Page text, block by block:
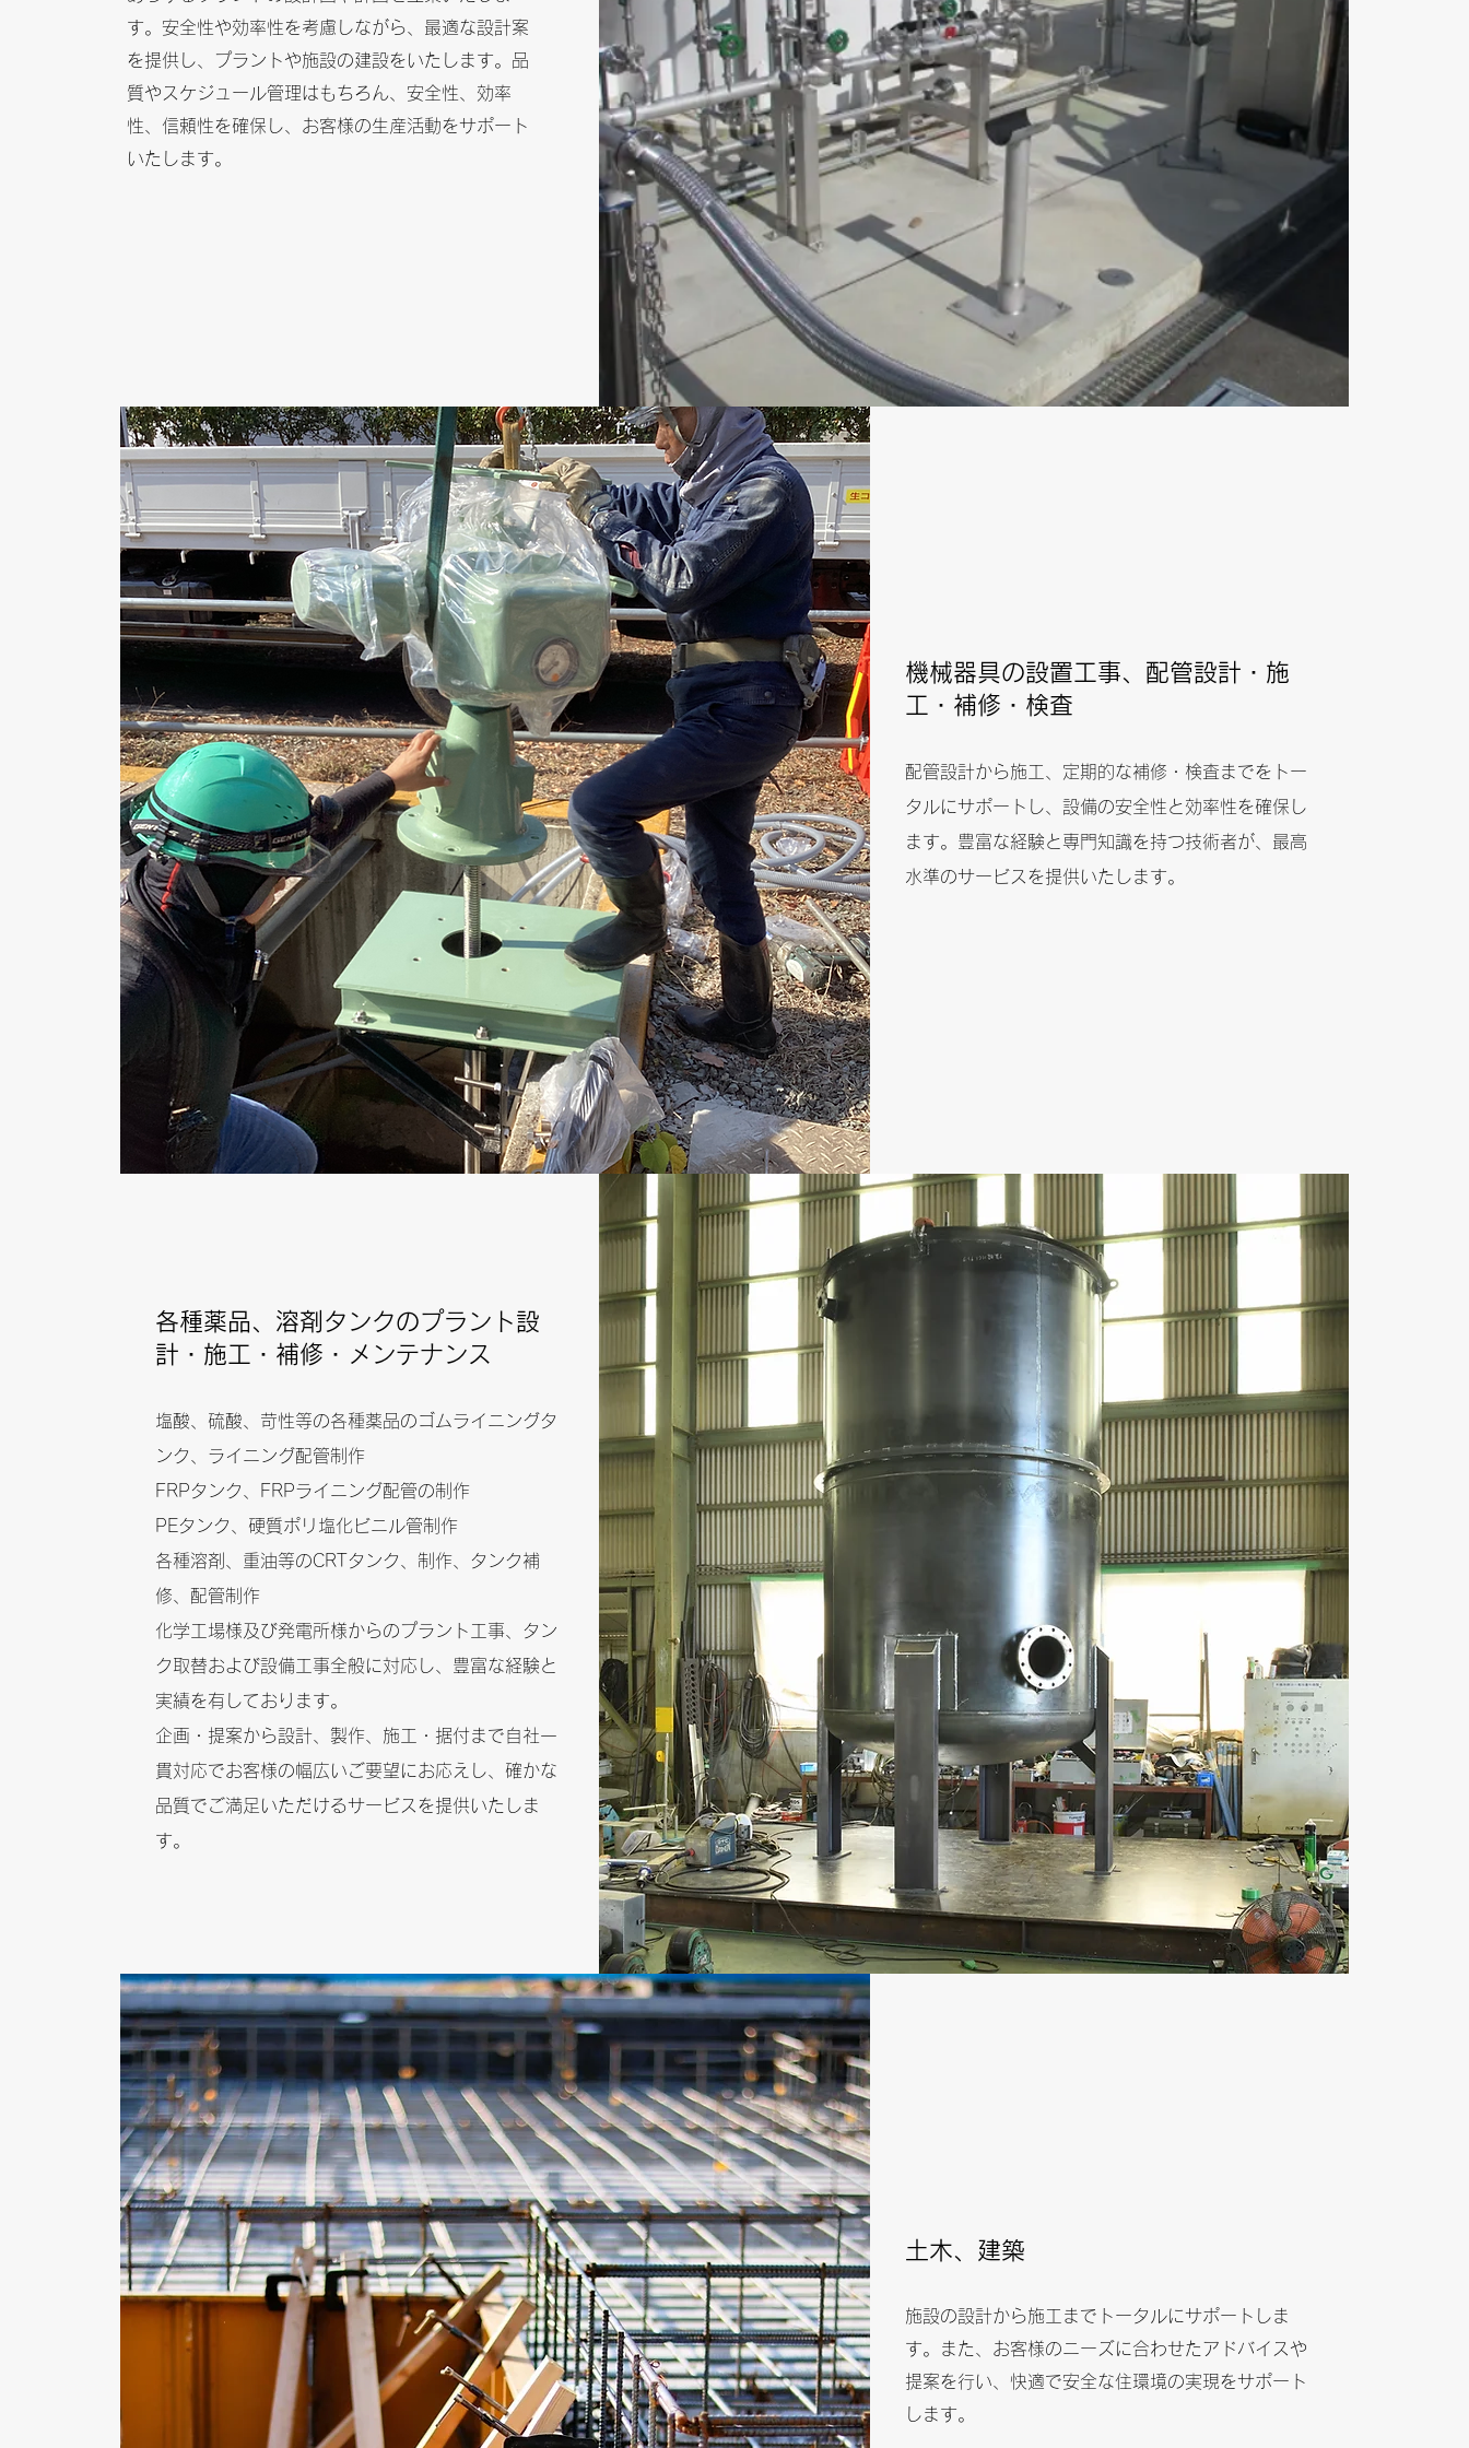
す。安全性や効率性を考慮しながら、最適な設計案
を提供し、プラントや施設の建設をいたします。品
質やスケジュール管理はもちろん、安全性、効率
性、信頼性を確保し、お客様の生産活動をサポート
いたします。
機械器具の設置工事、配管設計・施
工・補修・検査
配管設計から施工、定期的な補修・検査までをトー
タルにサポートし、設備の安全性と効率性を確保し
ます。豊富な経験と専門知識を持つ技術者が、最高
水準のサービスを提供いたします。
各種薬品、溶剤タンクのプラント設
計・施工・補修・メンテナンス
塩酸、硫酸、苛性等の各種薬品のゴムライニングタ
ンク、ライニング配管制作
FRPタンク、FRPライニング配管の制作
PEタンク、硬質ポリ塩化ビニル管制作
各種溶剤、重油等のCRTタンク、制作、タンク補
修、配管制作
化学工場様及び発電所様からのプラント工事、タン
ク取替および設備工事全般に対応し、豊富な経験と
実績を有しております。
企画・提案から設計、製作、施工・据付まで自社一
貫対応でお客様の幅広いご要望にお応えし、確かな
品質でご満足いただけるサービスを提供いたしま
す。
土木、建築
施設の設計から施工までトータルにサポートしま
す。また、お客様のニーズに合わせたアドバイスや
提案を行い、快適で安全な住環境の実現をサポート
します。